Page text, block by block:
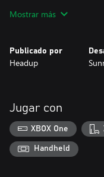
orquesta.
romántico e ideada por
Disfruta de la actuación
específicamente para
centrados en cada una
viento metal y viento
Explora, navega, toca el
Symphonia despierte.
Mostrar más
Publicado por
Headup
Jugar con
XBOX One
Handheld